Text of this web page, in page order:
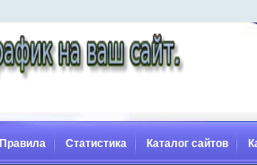
Правила Статистика Каталог сайтов